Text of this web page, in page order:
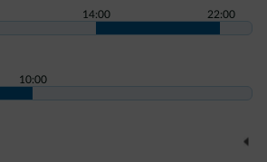
14:00 22:00
10:00